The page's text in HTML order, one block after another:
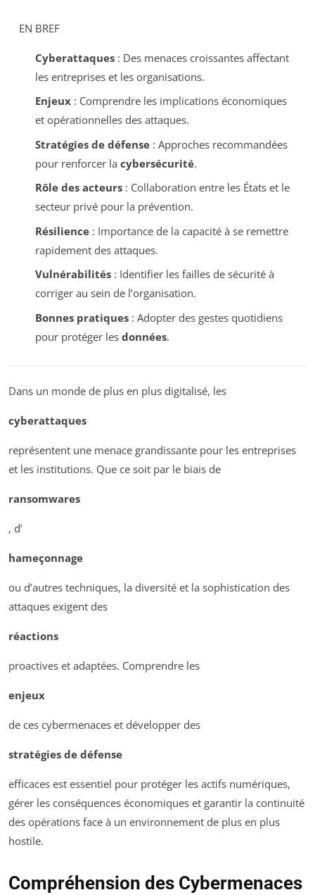
EN BREF
Cyberattaques: Des menaces croissantes affectant
les entreprises et les organisations.
Enjeux: Comprendre les implications économiques
et opérationnelles des attaques.
Stratégies de défense: Approches recommandées
pour renforcer la cybersécurité.
Rôle des acteurs: Collaboration entre les États et le
secteur privé pour la prévention.
Résilience: Importance de la capacité à se remettre
rapidement des attaques.
Vulnérabilités: Identifier les failles de sécurité à
corriger au sein de l’organisation.
Bonnes pratiques: Adopter des gestes quotidiens
pour protéger les données.
Dans un monde de plus en plus digitalisé, les
cyberattaques
représentent une menace grandissante pour les entreprises
et les institutions. Que ce soit par le biais de
ransomwares
, d’
hameçonnage
ou d’autres techniques, la diversité et la sophistication des
attaques exigent des
réactions
proactives et adaptées. Comprendre les
enjeux
de ces cybermenaces et développer des
stratégies de défense
efficaces est essentiel pour protéger les actifs numériques,
gérer les conséquences économiques et garantir la continuité
des opérations face à un environnement de plus en plus
hostile.
Compréhension des Cybermenaces